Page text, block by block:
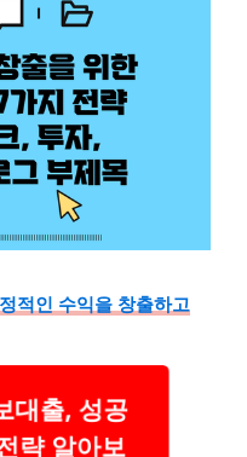
적인 수익을 창출하고
대출, 성공
략 알아보